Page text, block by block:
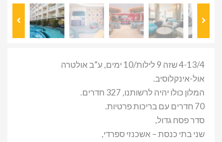
4-13/4 שזה 9 לילות/10 ימים, ע”ב אולטרה
אול-אינקלוסיב.
המלון כולו יהיה לרשותנו, 327 חדרים.
70 חדרים עם בריכות פרטיות.
סדר פסח גדול,
שני בתי כנסת – אשכנזי ספרדי,